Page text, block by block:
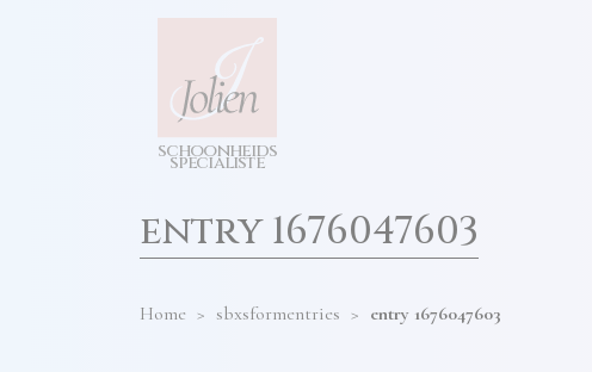
schoonheids
specialiste
entry 1676047603
Home > sbxsformentries > entry 1676047603